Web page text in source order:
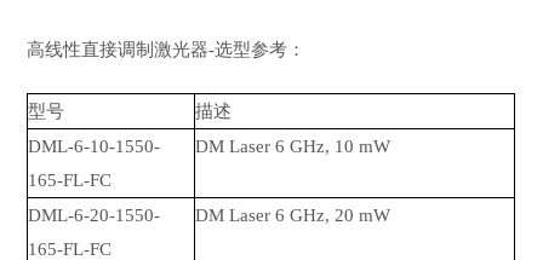
高线性直接调制激光器-选型参考：
型号
描述
DML-6-10-1550-
165-FL-FC
DM Laser 6 GHz, 10 mW
DML-6-20-1550-
165-FL-FC
DM Laser 6 GHz, 20 mW